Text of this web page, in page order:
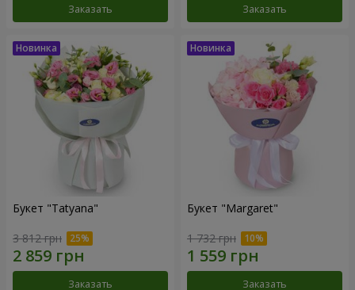
Заказать Заказать
Букет "Tatyana"
3 812 грн
Заказать
Букет "Margaret"
1 732 грн
Заказать